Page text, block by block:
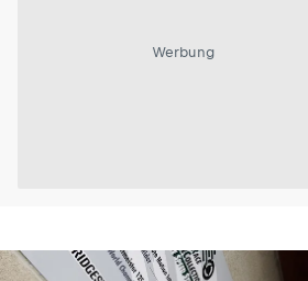
Werbung